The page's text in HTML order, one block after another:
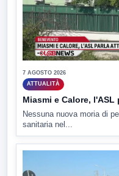
7 AGOSTO 2026
ATTUALITÀ
Miasmi e Calore,
Nessuna nuova moria di
sanitaria nel...